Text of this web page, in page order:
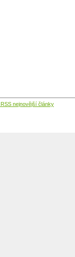
RSS nejnovější články